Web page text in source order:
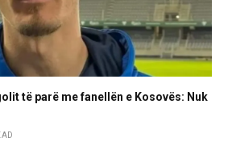
të parë me fanellën e Kosovës: Nuk